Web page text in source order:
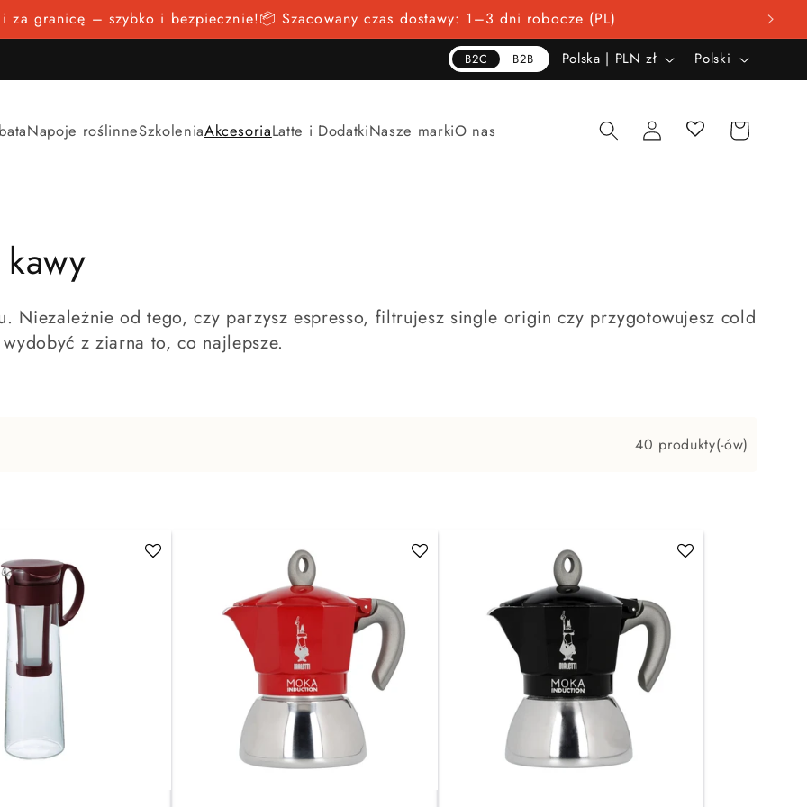
i za granicę – szybko i bezpiecznie!📦 Szacowany czas dostawy: 1–3 dni robocze (PL)
B2C B2B
K
r
n
Polska | PLN zł
ę
y
Polski
Napoje roślinneSzkoleniaAkcesoriaLatte i DodatkiNasze markiO nas
Zaloguj
się
Koszyk
Niezależnie od tego, czy parzysz espresso, filtrujesz single origin czy przygotowujesz cold
z ziarna to, co najlepsze.
40 produkty(-ów)